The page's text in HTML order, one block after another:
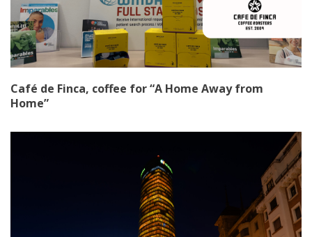
Café de Finca, coffee for “A Home Away from
Home”